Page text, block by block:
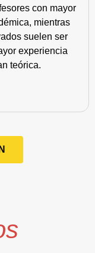
con mayor
mientras
suelen ser
experiencia
teórica.